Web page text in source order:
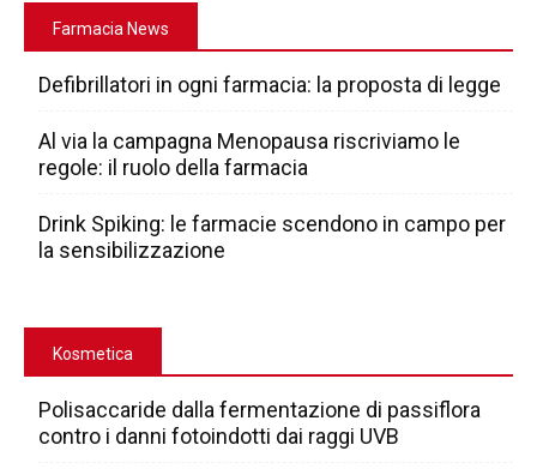
Farmacia News
Defibrillatori in ogni farmacia: la proposta di legge
Al via la campagna Menopausa riscriviamo le
regole: il ruolo della farmacia
Drink Spiking: le farmacie scendono in campo per
la sensibilizzazione
Kosmetica
Polisaccaride dalla fermentazione di passiflora
contro i danni fotoindotti dai raggi UVB